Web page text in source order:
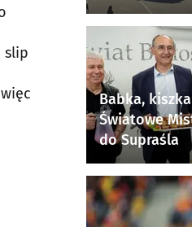
slip
Babka,
Światowe
do Supraśla